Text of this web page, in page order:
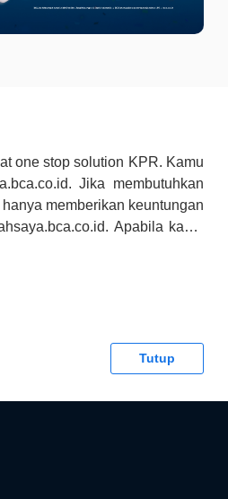
one stop solution KPR. Kamu
Jika membutuhkan
memberikan keuntungan
Apabila kamu
Tutup